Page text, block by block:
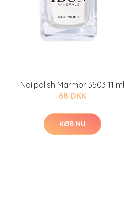
Nailpolish Marmor 3503 11 ml
68 DKK
KØB NU